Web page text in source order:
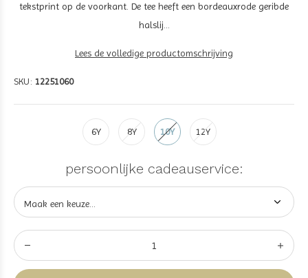
tekstprint op de voorkant. De tee heeft een bordeauxrode geribde
halslij...
Lees de volledige productomschrijving
SKU: 12251060
6Y 8Y 10Y 12Y
persoonlijke cadeauservice: